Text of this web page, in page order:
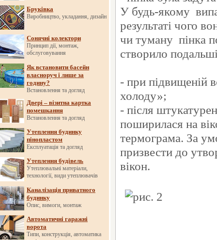
Бруківка
Виробництво, укладання, дизайн
Сонячні колектори
Принцип дії, монтаж,
обслуговування
Як встановити басейн
власноруч і лише за
годину?
Встановлення та догляд
Двері – візитна картка
помешкання
Встановлення та догляд
Утеплення будинку
пінопластом
Експлуатація та догляд
Утеплення будівель
Утеплювальні матеріали,
технології, види утеплювачів
Каналізація приватного
будинку
Опис, вимоги, монтаж
Автоматичні гаражні
ворота
Типи, конструкція, автоматика
У будь-якому
результаті чого
чи туману пінка
створило
- при підвищеній
холоду»;
- після
поширилася на
термограма. За
призвести до
вікон.